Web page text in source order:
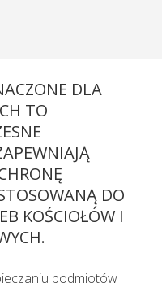
DLA
TO
DO
KOŚCIOŁÓW I
podmiotów